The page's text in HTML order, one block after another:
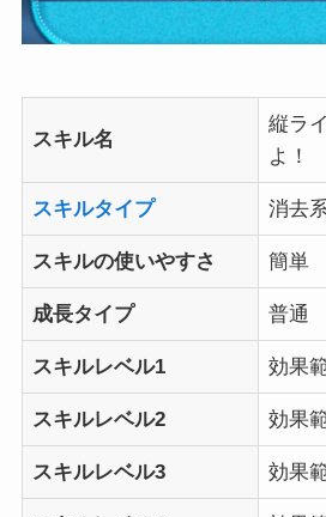
スキル名
縦ラ
よ！
スキルタイプ 消去
スキルの使いやすさ 簡単
成長タイプ 普通
スキルレベル1 効果
スキルレベル2 効果
スキルレベル3 効果